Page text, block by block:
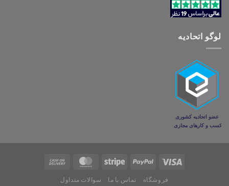
لوگو اتحادیه
فروشگاه تماس با ما سوالات متداول